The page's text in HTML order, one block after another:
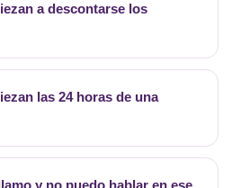
a descontarse los
las 24 horas de una
y no puedo hablar en ese